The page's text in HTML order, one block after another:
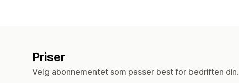
Priser
Velg abonnementet som passer best for bedriften din.